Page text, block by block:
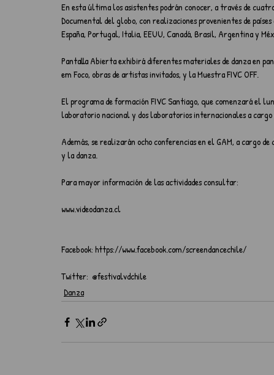
En esta última los asistentes podrán conocer, a través de
Documental del globo, con realizaciones provenientes de
España, Portugal, Italia, EEUU, Canadá, Brasil, Argentina y
Pantalla Abierta exhibirá diferentes materiales de danza en
em Foco, obras de artistas invitados, y la Muestra FIVC OFF.
El programa de formación FIVC Santiago, que comenzará el
laboratorio nacional y dos laboratorios internacionales a
Además, se realizarán ocho conferencias en el GAM, a cargo
y la danza.
Para mayor información de las actividades consultar:
www.videodanza.cl
Facebook: https://www.facebook.com/screendancechile/
Twitter:  @festivalvdchile
Danza